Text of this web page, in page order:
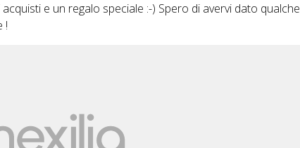
e un regalo speciale :-) Spero di avervi dato qualche
!